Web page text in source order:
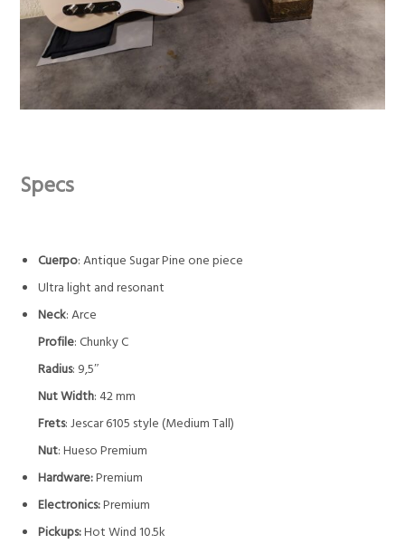
Specs
Cuerpo: Antique Sugar Pine one piece
Ultra light and resonant
Neck: Arce
Profile: Chunky C
Radius: 9,5″
Nut Width: 42 mm
Frets: Jescar 6105 style (Medium Tall)
Nut: Hueso Premium
Hardware:Premium
Electronics:Premium
Pickups:Hot Wind 10.5k